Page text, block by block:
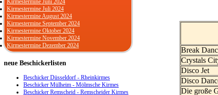
Break
Crystals
Disco Jet
Disco
Die große
Kirmestermine Juni 2024
Kirmestermine Juli 2024
Kirmestermine August 2024
Kirmestermine September 2024
Kirmestermine Oktober 2024
Kirmestermine November 2024
Kirmestermine Dezember 2024
neue Beschickerlisten
Beschicker Düsseldorf - Rheinkirmes
Beschicker Mülheim - Mölmsche Kirmes
Beschicker Remscheid - Remscheider Kirmes